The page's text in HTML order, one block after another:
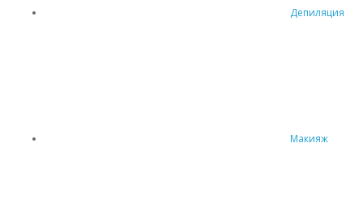
Депиляция
Макияж